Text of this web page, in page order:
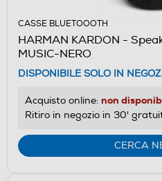
CASSE BLUETOOOTH
HARMAN KARDON -
MUSIC-NERO
DISPONIBILE SOLO IN
Acquisto online: non
Ritiro in negozio in 30'
CERCA